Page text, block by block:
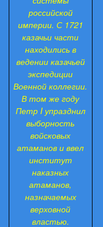
российской
империи. С 1721
казачьи части
находились в
ведении казачьей
экспедиции
Военной коллегии.
В том же году
Петр I упразднил
выборность
войсковых
атаманов и ввел
институт
наказных
атаманов,
назначаемых
верховной
властью.